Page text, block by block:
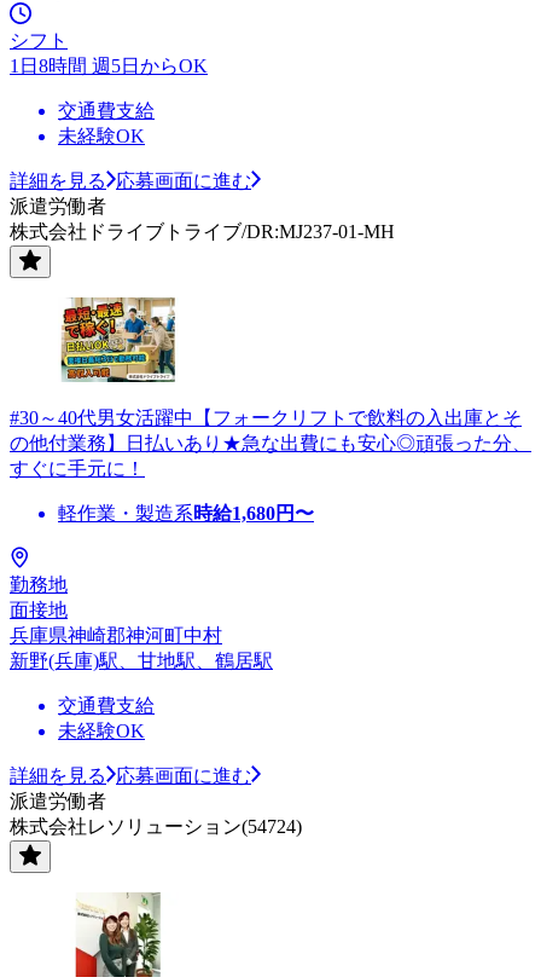
シフト
1日8時間 週5日からOK
交通費支給
未経験OK
詳細を見る
応募画面に進む
派遣労働者
株式会社ドライブトライブ/DR:MJ237-01-MH
#30～40代男女活躍中【フォークリフトで飲料の入出庫とそ
の他付業務】日払いあり★急な出費にも安心◎頑張った分、
すぐに手元に！
軽作業・製造系時給1,680円〜
勤務地
面接地
兵庫県神崎郡神河町中村
新野(兵庫)駅、甘地駅、鶴居駅
交通費支給
未経験OK
詳細を見る
応募画面に進む
派遣労働者
株式会社レソリューション(54724)